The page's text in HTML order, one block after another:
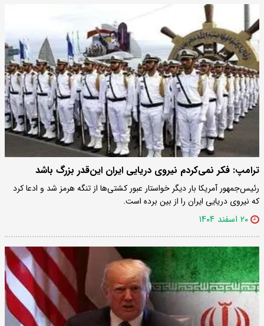
ترامپ: فکر نمی‌کردم نیروی دریایی ایران این‌قدر بزرگ باشد
رئیس‌جمهور آمریکا بار دیگر خواستار عبور کشتی‌ها از تنگه هرمز شد و ادعا کرد
که نیروی دریایی ایران را از بین برده است.
۲۰ اسفند ۱۴۰۴